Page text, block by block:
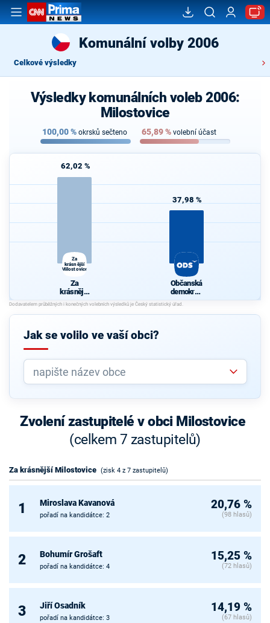
Komunální volby 2006
Celkové výsledky
Výsledky komunálních voleb 2006:
Milostovice
100,00% okrsků sečteno 65,89% volební účast
62,02 %
Za
krásnější
Milostovice
Za
krásnější
Milostovic
e
37,98 %
Občanská
demokrati
cká strana
Jak se volilo ve vaší obci?
Zvolení zastupitelé v obci Milostovice
(celkem 7 zastupitelů)
Za krásnější Milostovice (zisk 4 z 7 zastupitelů)
1 Miroslava Kavanová
pořadí na kandidátce: 2
20,76 %
(98 hlasů)
2 Bohumír Grošaft
pořadí na kandidátce: 4
15,25 %
(72 hlasů)
3 Jiří Osadník
pořadí na kandidátce: 3
14,19 %
(67 hlasů)